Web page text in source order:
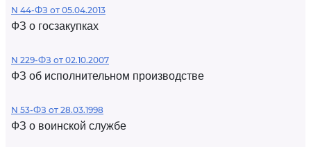
N 44-ФЗ от 05.04.2013
ФЗ о госзакупках
N 229-ФЗ от 02.10.2007
ФЗ об исполнительном производстве
N 53-ФЗ от 28.03.1998
ФЗ о воинской службе